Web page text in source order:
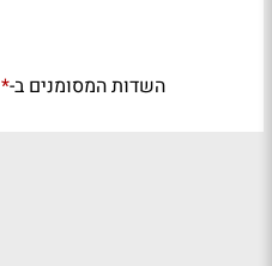
השדות המסומנים ב-*